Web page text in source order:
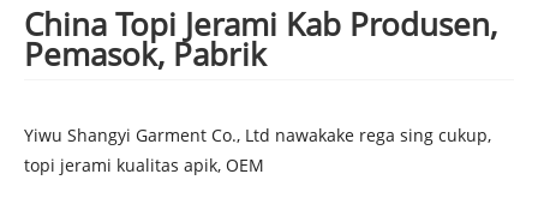
China Topi Jerami Kab Produsen,
Pemasok, Pabrik
Yiwu Shangyi Garment Co., Ltd nawakake rega sing cukup,
topi jerami kualitas apik, OEM